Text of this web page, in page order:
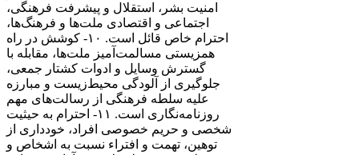
امنیت بشر، استقلال و پیشرفت فرهنگی،
اجتماعی و اقتصادی ملت‌ها و فرهنگ‌ها،
احترام خاص قائل است. ۱۰- کوشش در راه
همزیستی مسالمت‌آمیز ملت‌ها، مقابله با
گسترش وسایل و ادوات کشتار جمعی،
جلوگیری از آلودگی محیط‌زیست و مبارزه
علیه سلطه فرهنگی از رسالت‌های مهم
روزنامه‌نگاری است. ۱۱- احترام به حیثیت
شخصی و حریم خصوصی افراد، خودداری از
توهین، تهمت و افتراء نسبت به اشخاص و